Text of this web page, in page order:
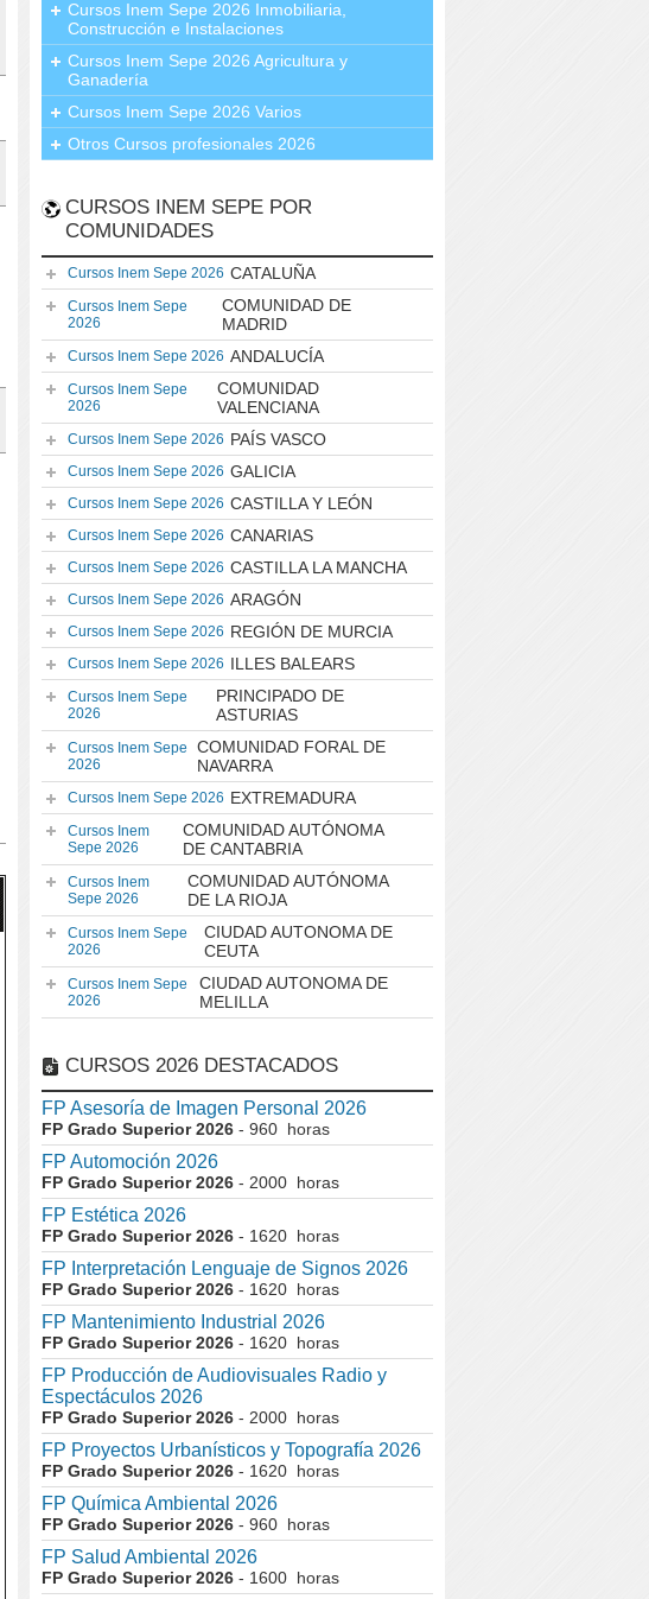
Cursos Inem Sepe 2026 Inmobiliaria,
Construcción e Instalaciones
Cursos Inem Sepe 2026 Agricultura y
Ganadería
Cursos Inem Sepe 2026 Varios
Otros Cursos profesionales 2026
CURSOS INEM SEPE POR
COMUNIDADES
Cursos Inem Sepe 2026 CATALUÑA
Cursos Inem Sepe
2026
COMUNIDAD DE
MADRID
Cursos Inem Sepe 2026 ANDALUCÍA
Cursos Inem Sepe
2026
COMUNIDAD
VALENCIANA
Cursos Inem Sepe 2026 PAÍS VASCO
Cursos Inem Sepe 2026 GALICIA
Cursos Inem Sepe 2026 CASTILLA Y LEÓN
Cursos Inem Sepe 2026 CANARIAS
Cursos Inem Sepe 2026 CASTILLA LA MANCHA
Cursos Inem Sepe 2026 ARAGÓN
Cursos Inem Sepe 2026 REGIÓN DE MURCIA
Cursos Inem Sepe 2026 ILLES BALEARS
Cursos Inem Sepe
2026
PRINCIPADO DE
ASTURIAS
Cursos Inem Sepe
2026
COMUNIDAD FORAL DE
NAVARRA
Cursos Inem Sepe 2026 EXTREMADURA
Cursos Inem
Sepe 2026
COMUNIDAD AUTÓNOMA
DE CANTABRIA
Cursos Inem
Sepe 2026
COMUNIDAD AUTÓNOMA
DE LA RIOJA
Cursos Inem Sepe
2026
CIUDAD AUTONOMA DE
CEUTA
Cursos Inem Sepe
2026
CIUDAD AUTONOMA DE
MELILLA
CURSOS 2026 DESTACADOS
FP Asesoría de Imagen Personal 2026
FP Grado Superior 2026 - 960 horas
FP Automoción 2026
FP Grado Superior 2026 - 2000 horas
FP Estética 2026
FP Grado Superior 2026 - 1620 horas
FP Interpretación Lenguaje de Signos 2026
FP Grado Superior 2026 - 1620 horas
FP Mantenimiento Industrial 2026
FP Grado Superior 2026 - 1620 horas
FP Producción de Audiovisuales Radio y
Espectáculos 2026
FP Grado Superior 2026 - 2000 horas
FP Proyectos Urbanísticos y Topografía 2026
FP Grado Superior 2026 - 1620 horas
FP Química Ambiental 2026
FP Grado Superior 2026 - 960 horas
FP Salud Ambiental 2026
FP Grado Superior 2026 - 1600 horas